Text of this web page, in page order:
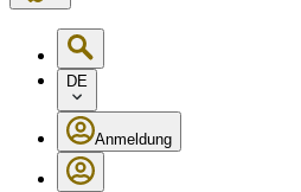
DE
Anmeldung